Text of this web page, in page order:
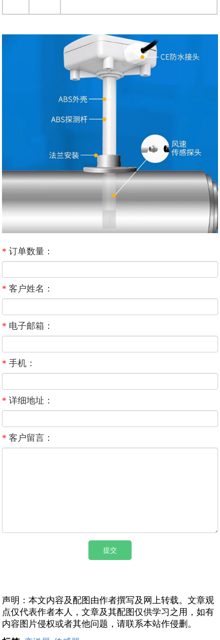
* 订单数量：
* 客户姓名：
* 电子邮箱：
* 手机：
* 详细地址：
* 客户留言：
声明：本文内容及配图由作者撰写及网上转载。文章观
点仅代表作者本人，文章及其配图仅供学习之用，如有
内容图片侵权或者其他问题，请联系本站作侵删。